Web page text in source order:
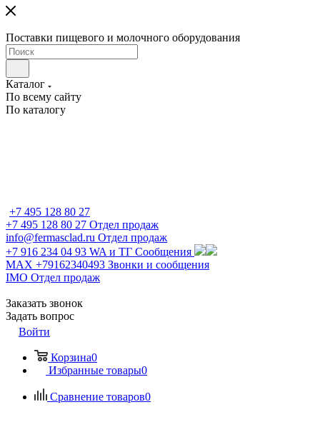
Поставки пищевого и молочного оборудования
Каталог
По всему сайту
По каталогу
+7 495 128 80 27
+7 495 128 80 27 Отдел продаж
info@fermasclad.ru Отдел продаж
+7 916 234 04 93 WA и ТГ Сообщения
MAX +79162340493 Звонки и сообщения
IMO Отдел продаж
Заказать звонок
Задать вопрос
Войти
Корзина0
Избранные товары0
Сравнение товаров0